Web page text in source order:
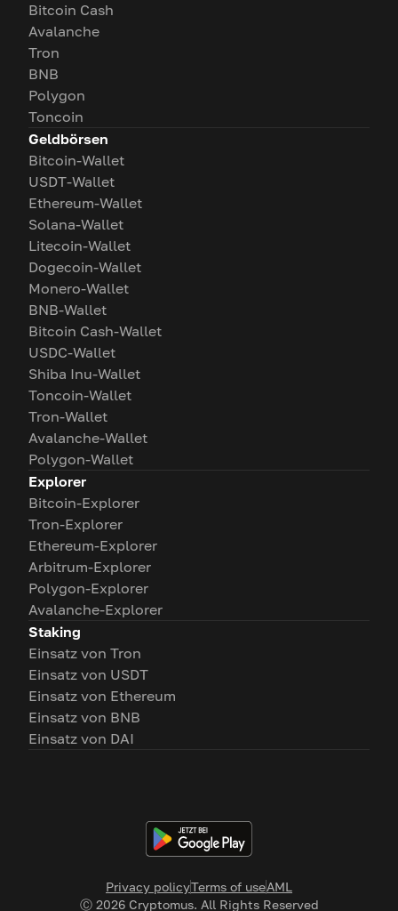
Privacy policyTerms of useAML
Ⓒ 2026Cryptomus. All Rights Reserved
Bitcoin Cash
Avalanche
Tron
BNB
Polygon
Toncoin
Geldbörsen
Bitcoin-Wallet
USDT-Wallet
Ethereum-Wallet
Solana-Wallet
Litecoin-Wallet
Dogecoin-Wallet
Monero-Wallet
BNB-Wallet
Bitcoin Cash-Wallet
USDC-Wallet
Shiba Inu-Wallet
Toncoin-Wallet
Tron-Wallet
Avalanche-Wallet
Polygon-Wallet
Explorer
Bitcoin-Explorer
Tron-Explorer
Ethereum-Explorer
Arbitrum-Explorer
Polygon-Explorer
Avalanche-Explorer
Staking
Einsatz von Tron
Einsatz von USDT
Einsatz von Ethereum
Einsatz von BNB
Einsatz von DAI